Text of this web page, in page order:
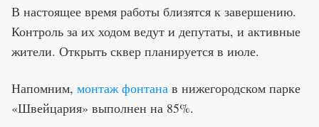
В настоящее время работы близятся к завершению.
Контроль за их ходом ведут и депутаты, и активные
жители. Открыть сквер планируется в июле.
Напомним, монтаж фонтана в нижегородском парке
«Швейцария» выполнен на 85%.